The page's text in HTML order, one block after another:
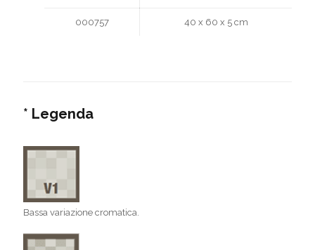
000757 40 x 60 x 5 cm
* Legenda
Bassa variazione cromatica.